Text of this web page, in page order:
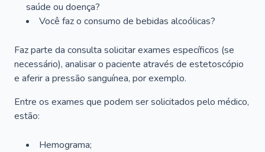
saúde ou doença?
Você faz o consumo de bebidas alcoólicas?
Faz parte da consulta solicitar exames específicos (se
necessário), analisar o paciente através de estetoscópio
e aferir a pressão sanguínea, por exemplo.
Entre os exames que podem ser solicitados pelo médico,
estão:
Hemograma;